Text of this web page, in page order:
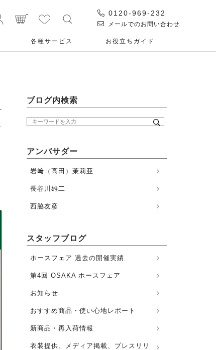
0120-969-232
メールでのお問い合わせ
各種サービス お役⽴ちガイド
ブログ内検索
アンバサダー
岩﨑（高田）茉莉亜
長谷川雄二
西脇友彦
スタッフブログ
ホースフェア 過去の開催実績
第4回 OSAKA ホースフェア
お知らせ
おすすめ商品・使い心地レポート
新商品・再入荷情報
衣装提供、メディア掲載、プレスリリ